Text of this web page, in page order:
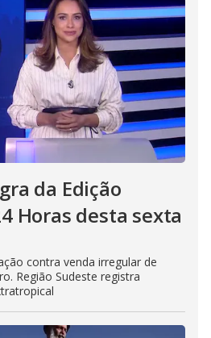
da Edição
Horas desta sexta
contra venda irregular de
Região Sudeste registra